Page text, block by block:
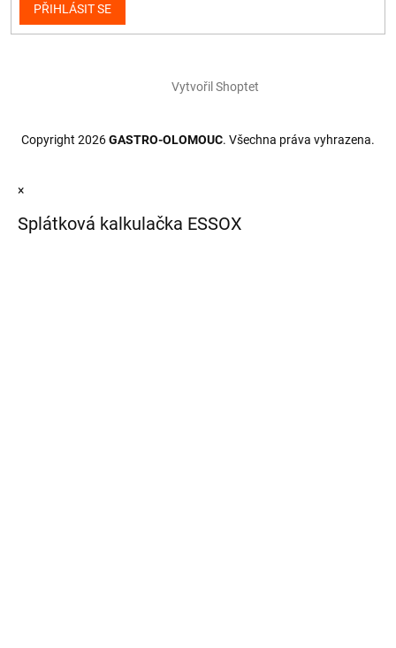
PŘIHLÁSIT SE
Vytvořil Shoptet
Copyright 2026GASTRO-OLOMOUC. Všechna práva vyhrazena.
×
Splátková kalkulačka ESSOX